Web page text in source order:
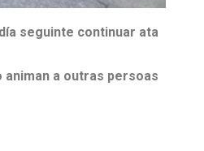
seguinte continuar ata
animan a outras persoas